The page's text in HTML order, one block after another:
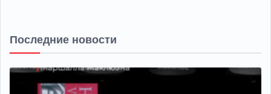
Последние новости